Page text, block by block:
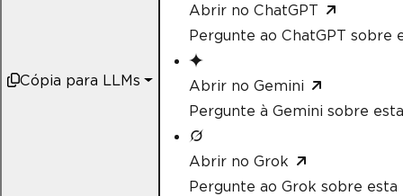
Cópia para LLMs
Abrir no ChatGPT
Pergunte ao ChatGPT sobre
Abrir no Gemini
Pergunte à Gemini sobre
Abrir no Grok
Pergunte ao Grok sobre esta